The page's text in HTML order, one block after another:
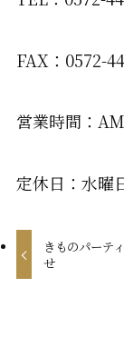
FAX：0572-
営業時間：
定休日：水曜
きものパーテ
せ